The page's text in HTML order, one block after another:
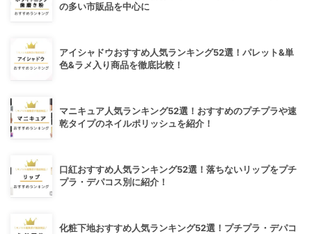
の多い市販品を中心に
アイシャドウおすすめ人気ランキング52選！パレット&単
色&ラメ入り商品を徹底比較！
マニキュア人気ランキング52選！おすすめのプチプラや速
乾タイプのネイルポリッシュを紹介！
口紅おすすめ人気ランキング52選！落ちないリップをプチ
プラ・デパコス別に紹介！
化粧下地おすすめ人気ランキング52選！プチプラ・デパコ